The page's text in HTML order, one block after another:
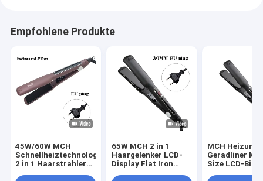
Empfohlene Produkte
45W/60W MCH
Schnellheiztechnologie
2 in 1 Haarstrahler
65W MCH 2 in 1
Haargelenker LCD-
Display Flat Iron
MCH Heizung
Geradliner
Size LCD-